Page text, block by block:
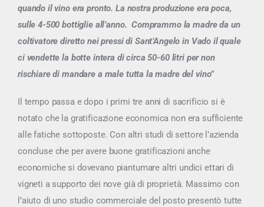
quando il vino era pronto. La nostra produzione era poca,
sulle 4-500 bottiglie all’anno. Comprammo la madre da un
coltivatore diretto nei pressi di Sant’Angelo in Vado il quale
ci vendette la botte intera di circa 50-60 litri per non
rischiare di mandare a male tutta la madre del vino”
Il tempo passa e dopo i primi tre anni di sacrificio si è
notato che la gratificazione economica non era sufficiente
alle fatiche sottoposte. Con altri studi di settore l’azienda
concluse che per avere buone gratificazioni anche
economiche si dovevano piantumare altri undici ettari di
vigneti a supporto dei nove già di proprietà. Massimo con
l’aiuto di uno studio commerciale del posto presentò tutte